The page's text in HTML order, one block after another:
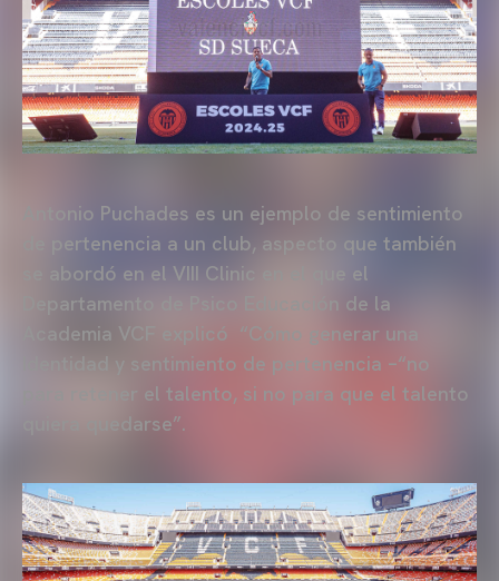
Antonio Puchades es un ejemplo de sentimiento
de pertenencia a un club, aspecto que también
se abordó en el VIII Clinic en el que el
Departamento de Psico Educación de la
Academia VCF explicó “Cómo generar una
Identidad y sentimiento de pertenencia –“no
para retener el talento, si no para que el talento
quiera quedarse”.